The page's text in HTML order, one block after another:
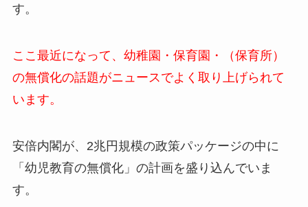
す。
ここ最近になって、幼稚園・保育園・（保育所）
の無償化の話題がニュースでよく取り上げられて
います。
安倍内閣が、2兆円規模の政策パッケージの中に
「幼児教育の無償化」の計画を盛り込んでいま
す。